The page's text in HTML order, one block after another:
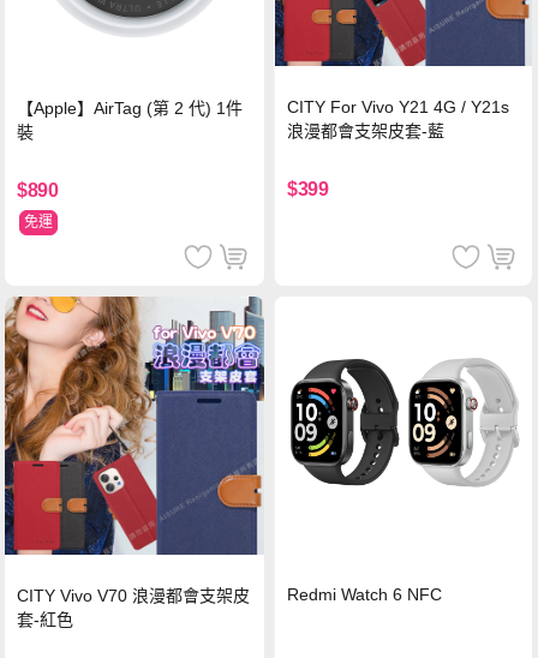
【Apple】AirTag (第 2 代) 1件
裝
$890
免運
CITY For Vivo Y21 4G / Y21s
浪漫都會支架皮套-藍
$399
CITY Vivo V70 浪漫都會支架皮
套-紅色
Redmi Watch 6 NFC